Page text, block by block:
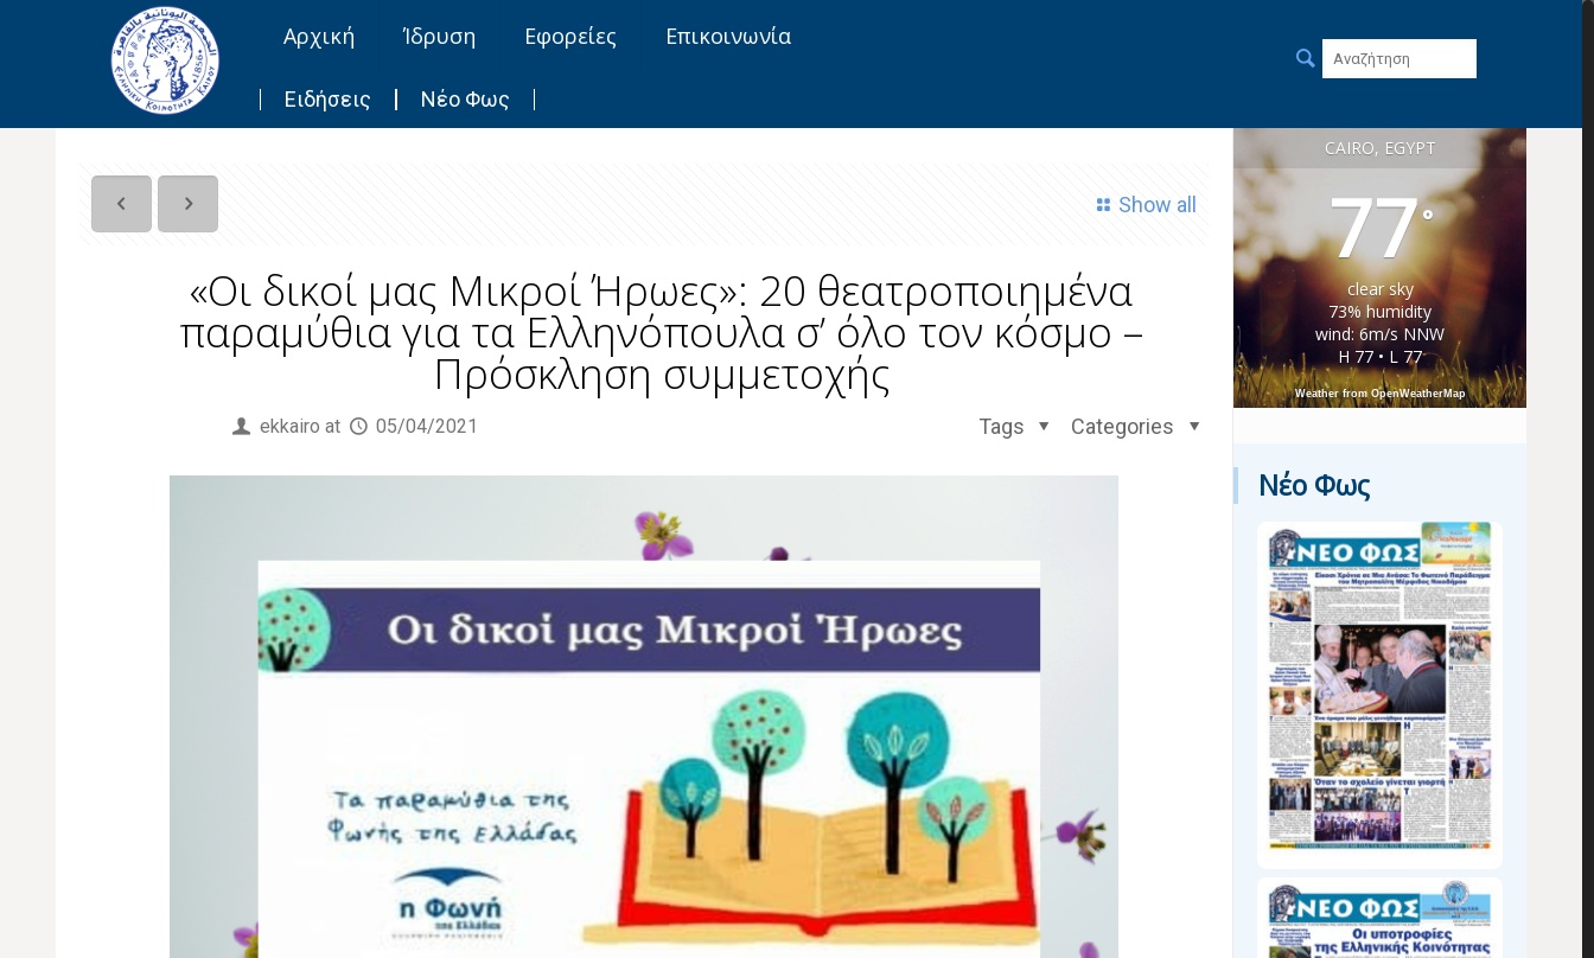
Αρχική Ίδρυση Εφορείες Επικοινωνία
Ειδήσεις Νέο Φως
Show all
«Οι δικοί μας Μικροί Ήρωες»: 20 θεατροποιημένα
παραμύθια για τα Ελληνόπουλα σ’ όλο τον κόσμο –
Πρόσκληση συμμετοχής
ekkairo at 05/04/2021 Categories
Tags
CAIRO, EGYPT
77°
clear sky
73% humidity
wind: 6m/s NNW
H 77 • L 77
Weather from OpenWeatherMap
Νέο Φως